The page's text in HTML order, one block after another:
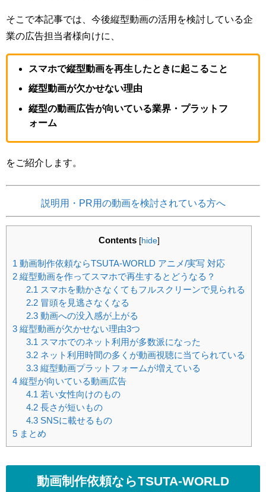
そこで本記事では、今後縦型動画の活用を検討している企
業の広告担当者様向けに、
スマホで縦型動画を再生したときに起こること
縦型動画が欠かせない理由
縦型の動画広告が向いている業界・プラットフ
ォーム
をご紹介します。
説明用・PR用の動画を検討されている方へ
Contents [hide]
1 動画制作依頼ならTSUTA-WORLD アニメ/実写 対応
2 縦型動画を作ってスマホで再生するとどうなる？
2.1 スマホを動かさなくてもフルスクリーンで見られる
2.2冒頭を見逃さなくなる
2.3動画への没入感が上がる
3 縦型動画が欠かせない理由3つ
3.1 スマホでのネット利用が多数派になった
3.2ネット利用時間の多くが動画視聴に当てられている
3.3縦型動画プラットフォームが増えている
4 縦型が向いている動画広告
4.1 若い女性向けのもの
4.2長さが短いもの
4.3SNSに載せるもの
5 まとめ
動画制作依頼ならTSUTA-WORLD